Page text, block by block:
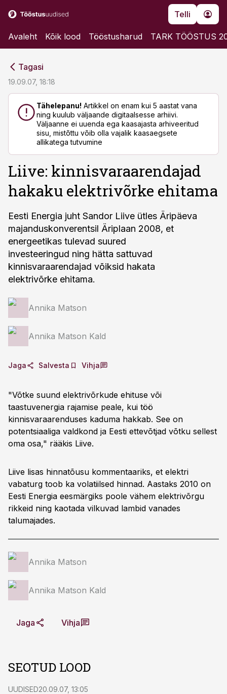
Telli
Avaleht Kõik lood Tööstusharud TARK TÖÖSTUS
Tagasi
19.09.07, 18:18
Tähelepanu! Artikkel on enam kui 5 aastat vana
ning kuulub väljaande digitaalsesse arhiivi.
Väljaanne ei uuenda ega kaasajasta arhiveeritud
sisu, mistõttu võib olla vajalik kaasaegsete
allikatega tutvumine
Liive: kinnisvaraarendajad
hakaku elektrivõrke ehitama
Eesti Energia juht Sandor Liive ütles Äripäeva
majanduskonverentsil Äriplaan 2008, et
energeetikas tulevad suured
investeeringud ning hätta sattuvad
kinnisvaraarendajad võiksid hakata
elektrivõrke ehitama.
Annika Matson
Annika Matson Kald
Jaga Salvesta Vihja
"Võtke suund elektrivõrkude ehituse või
taastuvenergia rajamise peale, kui töö
kinnisvaraarenduses kaduma hakkab. See on
potentsiaaliga valdkond ja Eesti ettevõtjad võtku sellest
oma osa," rääkis Liive.
Liive lisas hinnatõusu kommentaariks, et elektri
vabaturg toob ka volatiilsed hinnad. Aastaks 2010 on
Eesti Energia eesmärgiks poole vähem elektrivõrgu
rikkeid ning kaotada vilkuvad lambid vanades
talumajades.
Annika Matson
Annika Matson Kald
Jaga Vihja
SEOTUD LOOD
UUDISED20.09.07, 13:05